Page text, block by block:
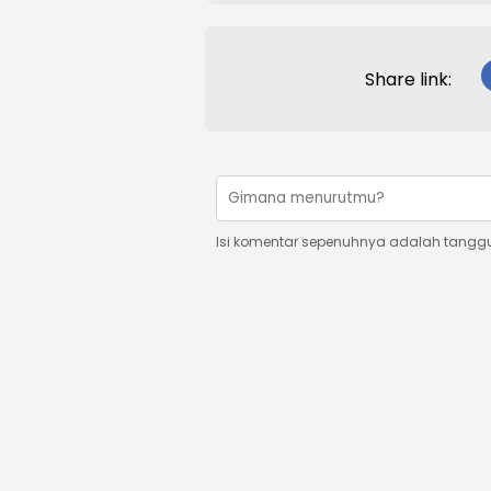
Share link:
Isi komentar sepenuhnya adalah